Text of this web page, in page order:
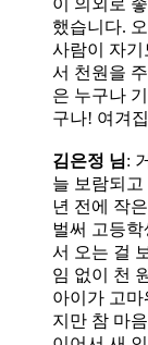
했습니다.
사람이 자기
서 천원을
은 누구나
구나! 여겨
김은정 님:
늘 보람되
년 전에 작
벌써 고등학
서 오는 걸
임 없이 천
아이가 고
지만 참 마